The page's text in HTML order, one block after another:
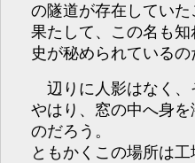
の隧道が存在していた
果たして、この名も
史が秘められているの
辺りに人影はなく、
やはり、窓の中へ身
のだろう。
ともかくこの場所は